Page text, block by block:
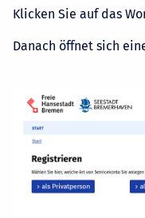
Klicken Sie auf das
Danach öffnet sich